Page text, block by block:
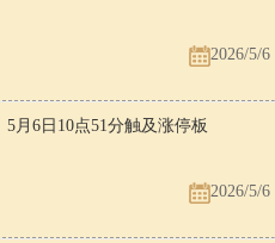
2026/5/6
5月6日10点51分触及涨停板
2026/5/6